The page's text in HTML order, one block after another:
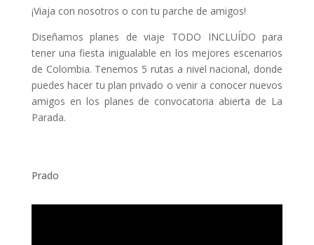
¡Viaja con nosotros o con tu parche de amigos!
Diseñamos planes de viaje TODO INCLUÍDO para
tener una fiesta inigualable en los mejores escenarios
de Colombia. Tenemos 5 rutas a nivel nacional, donde
puedes hacer tu plan privado o venir a conocer nuevos
amigos en los planes de convocatoria abierta de La
Parada.
Prado